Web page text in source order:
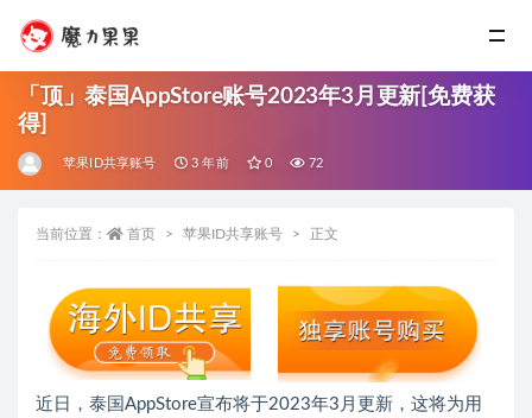
「顶」泰国AppStore账号2023年3月更新[免费获
得]
苹果ID共享账号 3 年前 0 72
当前位置： 首页 苹果ID共享账号 正文
近日，泰国AppStore宣布将于2023年3月更新，这将为用